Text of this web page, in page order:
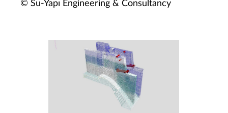
© Su-Yapı Engineering & Consultancy